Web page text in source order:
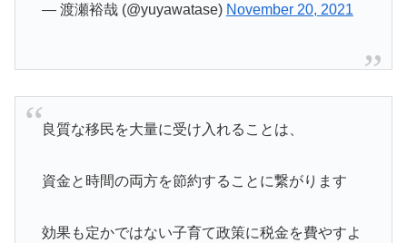
— 渡瀬裕哉 (@yuyawatase) November 20, 2021
良質な移民を大量に受け入れることは、
資金と時間の両方を節約することに繋がります
効果も定かではない子育て政策に税金を費やすよ